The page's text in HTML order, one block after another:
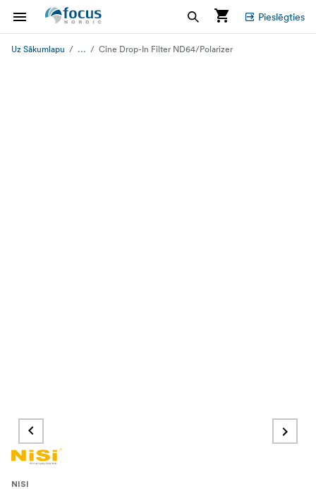
Pieslēgties
Uz Sākumlapu ... Cine Drop-In Filter ND64/Polarizer
NISI